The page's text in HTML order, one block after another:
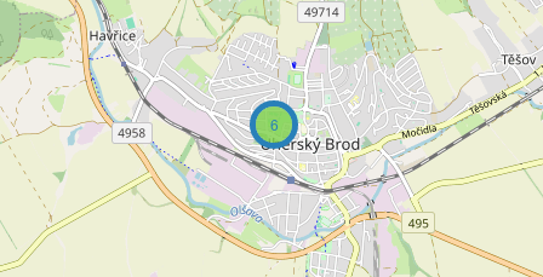
6